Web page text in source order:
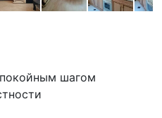
шагом